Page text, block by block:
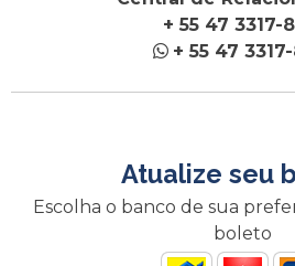
+ 55 47 3317-
+ 55 47
Atualize seu
Escolha o banco de sua
boleto